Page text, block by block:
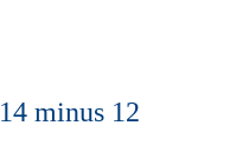
14 minus 12